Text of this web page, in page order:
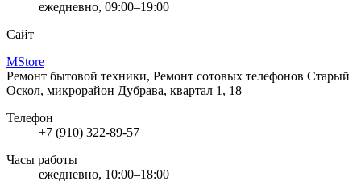
ежедневно, 09:00–19:00
Сайт
MStore
Ремонт бытовой техники, Ремонт сотовых телефонов Старый
Оскол, микрорайон Дубрава, квартал 1, 18
Телефон
+7 (910) 322-89-57
Часы работы
ежедневно, 10:00–18:00